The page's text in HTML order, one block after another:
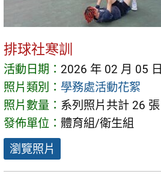
排球社寒訓
活動日期： 2026 年 02 月 05 日
照片類別： 學務處活動花絮
照片數量： 系列照片共計 26 張
發佈單位： 體育組/衛生組
瀏覽照片